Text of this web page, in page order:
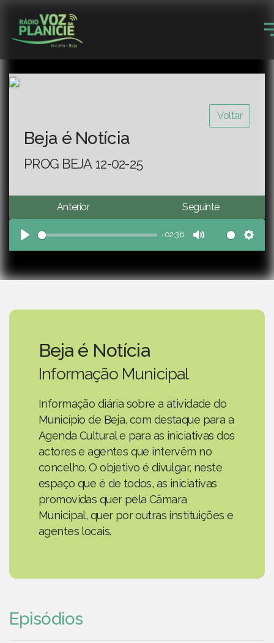
Voltar
Beja é Notícia
PROG BEJA 12-02-25
Anterior Seguinte
Play
-02:38
Mute
Beja é Notícia
Informação Municipal
Informação diária sobre a atividade do
Município de Beja, com destaque para a
Agenda Cultural e para as iniciativas dos
actores e agentes que intervêm no
concelho. O objetivo é divulgar, neste
espaço que é de todos, as iniciativas
promovidas quer pela Câmara
Municipal, quer por outras instituições e
agentes locais.
Episódios